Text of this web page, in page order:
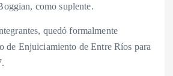
como suplente.
quedó formalmente
de Enjuiciamiento de Entre Ríos para